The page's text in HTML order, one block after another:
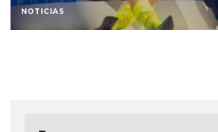
NOTICIAS